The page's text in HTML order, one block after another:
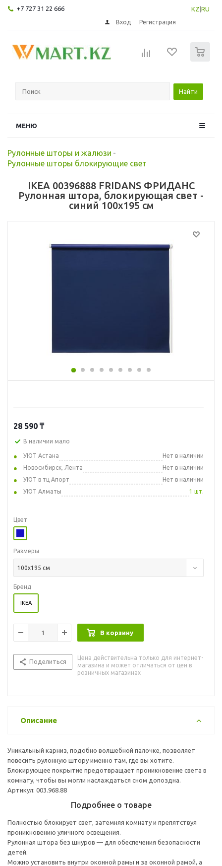
+7 727 31 22 666 KZ RU
Вход Регистрация
Найти
МЕНЮ
Рулонные шторы и жалюзи -
Рулонные шторы блокирующие свет
IKEA 00396888 FRIDANS ФРИДАНС
Рулонная штора, блокирующая свет -
синий 100x195 см
28 590 ₸
В наличии мало
УЮТ Астана
Нет в наличии
Новосибирск, Лента
Нет в наличии
УЮТ в тц Апорт
Нет в наличии
УЮТ Алматы
1 шт.
Цвет
Размеры
100x195 см
Бренд
IKEA
В корзину
Поделиться
Цена действительна только для интернет-
магазина и может отличаться от цен в
розничных магазинах
Описание
Уникальный карниз, подобно волшебной палочке, позволяет
повесить рулонную штору именно там, где вы хотите.
Блокирующее покрытие предотвращает проникновение света в
комнату, чтобы вы могли наслаждаться сном допоздна.
Артикул: 003.968.88
Подробнее о товаре
Полностью блокирует свет, затемняя комнату и препятствуя
проникновению уличного освещения.
Рулонная штора без шнуров — для обеспечения безопасности
детей.
Можно установить внутри оконной рамы и за оконной рамой, а